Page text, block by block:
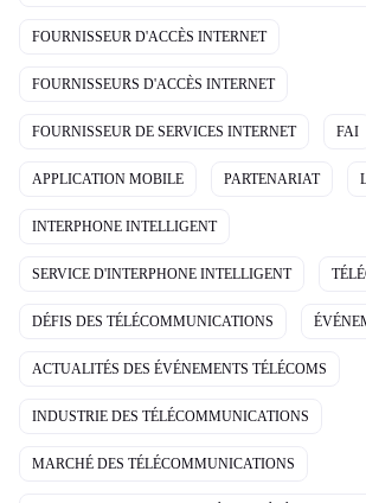
FOURNISSEUR D'ACCÈS INTERNET
FOURNISSEURS D'ACCÈS INTERNET
FOURNISSEUR DE SERVICES INTERNET FAI
APPLICATION MOBILE PARTENARIAT
INTERPHONE INTELLIGENT
SERVICE D'INTERPHONE INTELLIGENT
DÉFIS DES TÉLÉCOMMUNICATIONS
ACTUALITÉS DES ÉVÉNEMENTS TÉLÉCOMS
INDUSTRIE DES TÉLÉCOMMUNICATIONS
MARCHÉ DES TÉLÉCOMMUNICATIONS